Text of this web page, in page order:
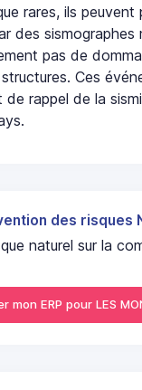
rares, ils peuvent
des sismographes
pas de
Ces
rappel de la
des risques
naturel sur la
mon ERP pour LES